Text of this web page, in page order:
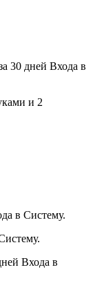
30 дней Входа в
и 2
в Систему.
Входа в